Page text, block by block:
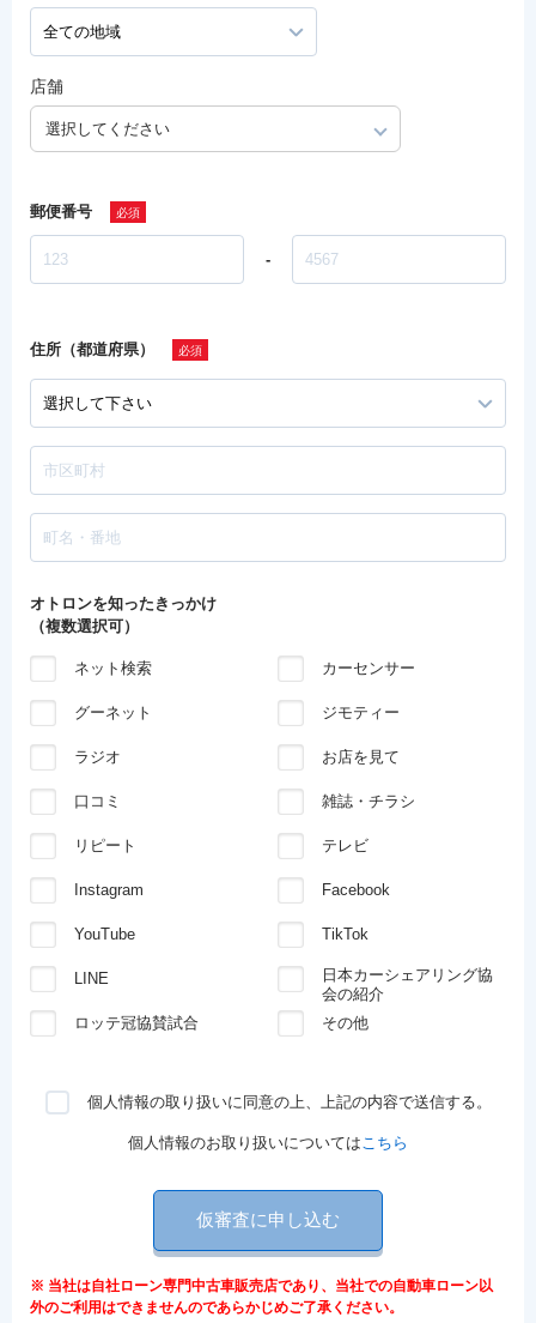
店舗
選択してください
郵便番号
-
住所（都道府県）
オトロンを知ったきっかけ
（複数選択可）
ネット検索 カーセンサー
グーネット ジモティー
ラジオ お店を見て
口コミ 雑誌・チラシ
リピート テレビ
Instagram Facebook
YouTube TikTok
LINE
日本カーシェアリング協
会の紹介
ロッテ冠協賛試合
その他
個人情報の取り扱いに同意の上、上記の内容で送信する。
個人情報のお取り扱いについてはこちら
仮審査に申し込む
※ 当社は自社ローン専門中古車販売店であり、当社での自動車ローン以
外のご利用はできませんのであらかじめご了承ください。